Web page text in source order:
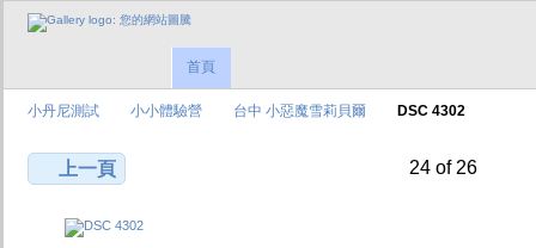
首頁
小丹尼測試 小小體驗營 台中 小惡魔雪莉貝爾 DSC 4302
上一頁 24 of 26